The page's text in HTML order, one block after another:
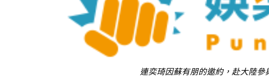
連奕琦因蘇有朋的邀約，赴大陸參